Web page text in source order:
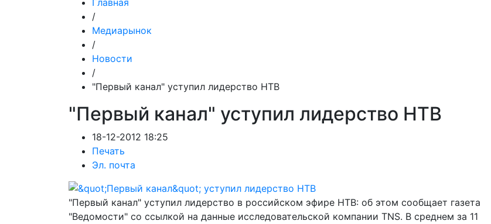
Главная
/
Медиарынок
/
Новости
/
"Первый канал" уступил лидерство НТВ
"Первый канал" уступил лидерство НТВ
18-12-2012 18:25
Печать
Эл. почта
"Первый канал" уступил лидерство в российском эфире НТВ: об этом сообщает газета
"Ведомости" со ссылкой на данные исследовательской компании TNS. В среднем за 11